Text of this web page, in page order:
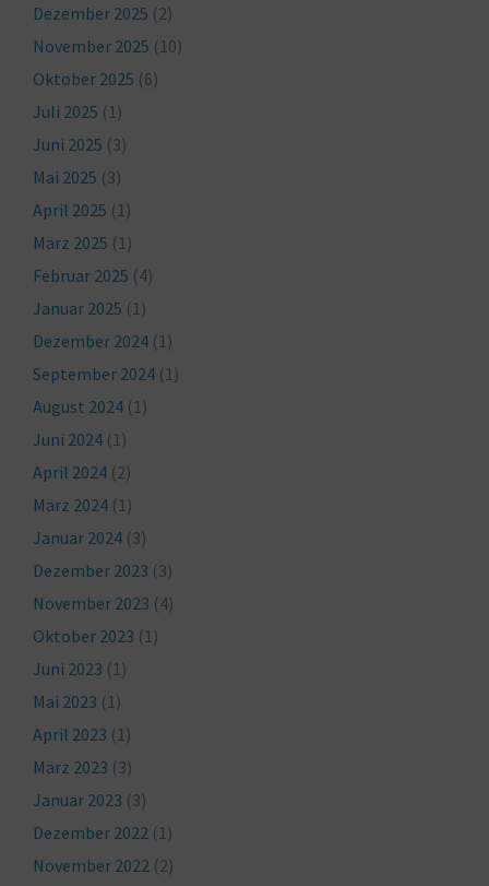
Dezember 2025 (2)
November 2025 (10)
Oktober 2025 (6)
Juli 2025 (1)
Juni 2025 (3)
Mai 2025 (3)
April 2025 (1)
März 2025 (1)
Februar 2025 (4)
Januar 2025 (1)
Dezember 2024 (1)
September 2024 (1)
August 2024 (1)
Juni 2024 (1)
April 2024 (2)
März 2024 (1)
Januar 2024 (3)
Dezember 2023 (3)
November 2023 (4)
Oktober 2023 (1)
Juni 2023 (1)
Mai 2023 (1)
April 2023 (1)
März 2023 (3)
Januar 2023 (3)
Dezember 2022 (1)
November 2022 (2)